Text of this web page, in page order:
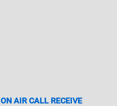
ON AIR CALL RECEIVE